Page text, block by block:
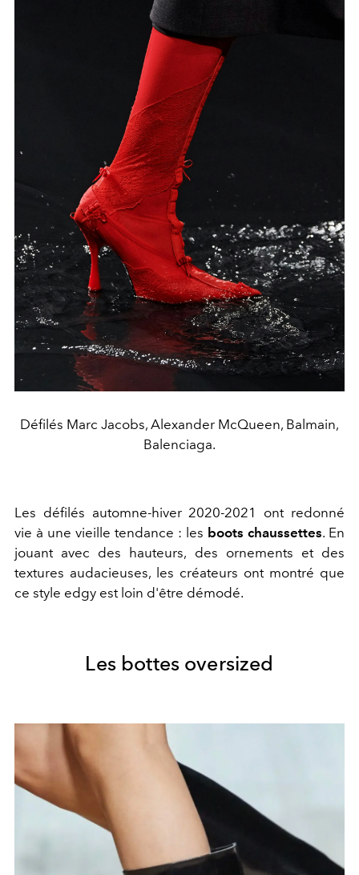
Défilés Marc Jacobs, Alexander McQueen, Balmain,
Balenciaga.
Les défilés automne-hiver 2020-2021 ont redonné
vie à une vieille tendance : les boots chaussettes. En
jouant avec des hauteurs, des ornements et des
textures audacieuses, les créateurs ont montré que
ce style edgy est loin d'être démodé.
Les bottes oversized